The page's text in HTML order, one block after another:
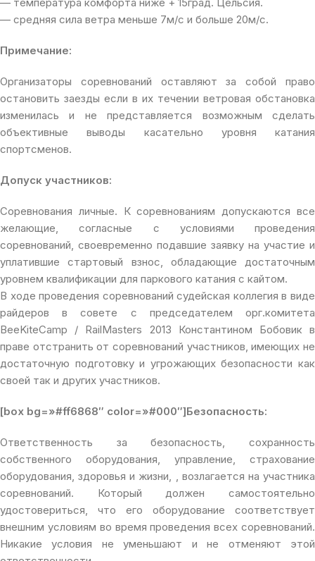
— температура комфорта ниже + 15град. Цельсия.
— средняя сила ветра меньше 7м/с и больше 20м/с.
Примечание:
Организаторы соревнований оставляют за собой право
остановить заезды если в их течении ветровая обстановка
изменилась и не представляется возможным сделать
объективные выводы касательно уровня катания
спортсменов.
Допуск участников:
Соревнования личные. К соревнованиям допускаются все
желающие, согласные с условиями проведения
соревнований, своевременно подавшие заявку на участие и
уплатившие стартовый взнос, обладающие достаточным
уровнем квалификации для паркового катания с кайтом.
В ходе проведения соревнований судейская коллегия в виде
райдеров в совете с председателем орг.комитета
BeeKiteCamp / RailMasters 2013 Константином Бобовик в
праве отстранить от соревнований участников, имеющих не
достаточную подготовку и угрожающих безопасности как
своей так и других участников.
[box bg=»#ff6868″ color=»#000″]Безопасность:
Ответственность за безопасность, сохранность
собственного оборудования, управление, страхование
оборудования, здоровья и жизни, , возлагается на участника
соревнований. Который должен самостоятельно
удостовериться, что его оборудование соответствует
внешним условиям во время проведения всех соревнований.
Никакие условия не уменьшают и не отменяют этой